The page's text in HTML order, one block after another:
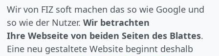
Wir von FIZ soft machen das so wie Google und
so wie der Nutzer.Wir betrachten
Ihre Webseite von beiden Seiten des Blattes.
Eine neu gestaltete Website beginnt deshalb